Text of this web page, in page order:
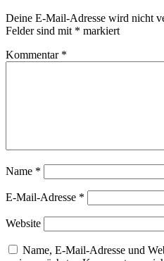
Deine E-Mail-Adresse wird nicht
Felder sind mit * markiert
Kommentar *
Name *
E-Mail-Adresse *
Website
Name, E-Mail-Adresse und